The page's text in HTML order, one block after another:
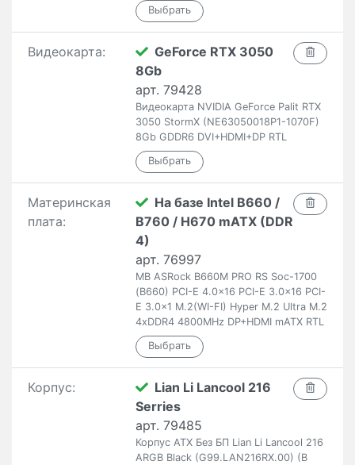
Видеокарта:
GeForce RTX 3050
8Gb
арт. 79428
Видеокарта NVIDIA GeForce Palit RTX
3050 StormX (NE63050018P1-1070F)
8Gb GDDR6 DVI+HDMI+DP RTL
Материнская
плата:
На базе Intel B660 /
B760 / H670 mATX (DDR
4)
арт. 76997
MB ASRock B660M PRO RS Soc-1700
(B660) PCI-E 4.0x16 PCI-E 3.0x16 PCI-
E 3.0x1 M.2(WI-FI) Hyper M.2 Ultra M.2
4xDDR4 4800MHz DP+HDMI mATX RTL
Корпус:
Lian Li Lancool 216
Serries
арт. 79485
Корпус ATX Без БП Lian Li Lancool 216
ARGB Black (G99.LAN216RX.00) (В